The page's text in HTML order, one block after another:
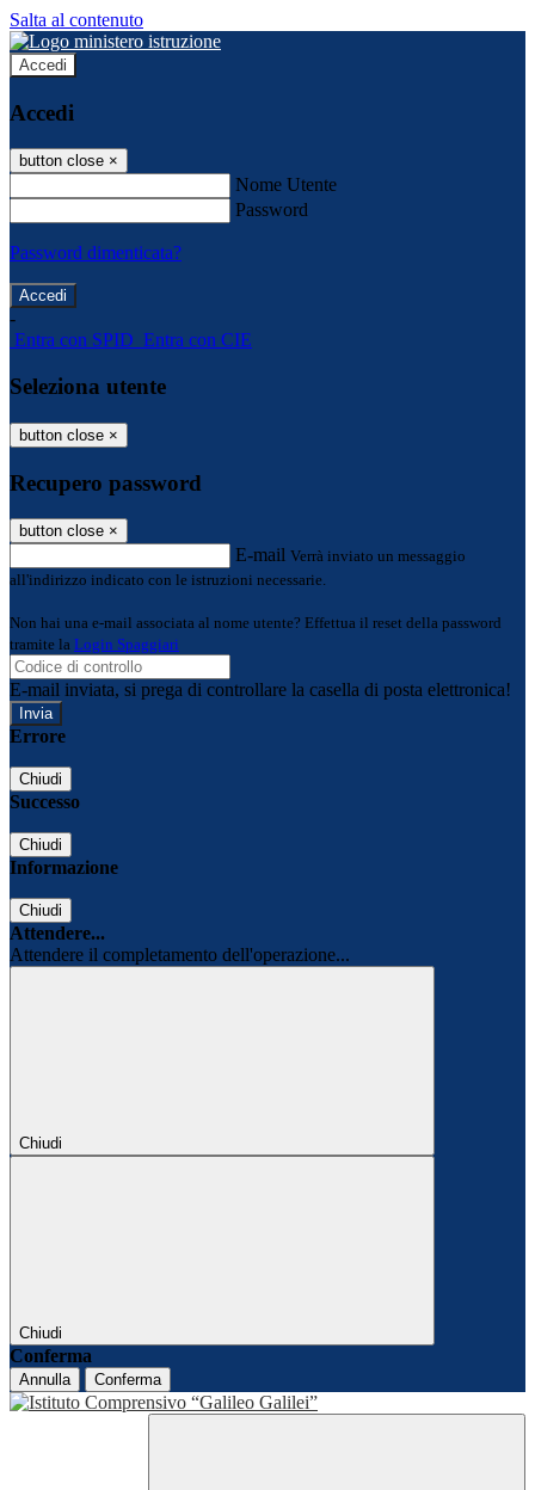
Salta al contenuto
Accedi
Accedi
button close ×
Nome Utente
Password
Password dimenticata?
-
Entra con SPID Entra con CIE
Seleziona utente
button close ×
Recupero password
button close ×
E-mail Verrà inviato un messaggio
all'indirizzo indicato con le istruzioni necessarie.
Non hai una e-mail associata al nome utente? Effettua il reset della password
tramite la Login Spaggiari
E-mail inviata, si prega di controllare la casella di posta elettronica!
Errore
Chiudi
Successo
Chiudi
Informazione
Chiudi
Attendere...
Attendere il completamento dell'operazione...
Chiudi
Chiudi
Conferma
Annulla Conferma